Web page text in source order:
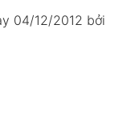
04/12/2012 bởi